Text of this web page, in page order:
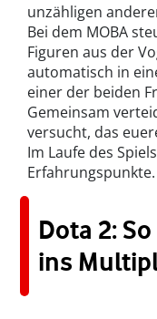
unzähligen
Bei dem MOBA
Figuren aus der
automatisch in
einer der beiden
Gemeinsam
versucht, das
Im Laufe des
Erfahrungspunkte.
Dota 2:
ins